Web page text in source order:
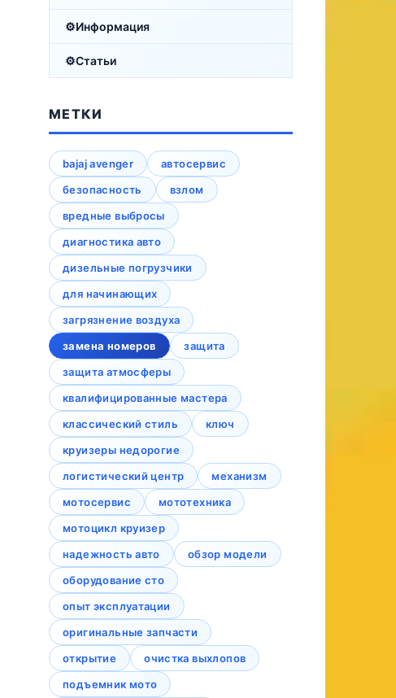
Информация
Статьи
МЕТКИ
bajaj avenger
автосервис
безопасность
взлом
вредные выбросы
диагностика авто
дизельные погрузчики
для начинающих
загрязнение воздуха
замена номеров
защита
защита атмосферы
квалифицированные мастера
классический стиль
ключ
круизеры недорогие
логистический центр
механизм
мотосервис
мототехника
мотоцикл круизер
надежность авто
обзор модели
оборудование сто
опыт эксплуатации
оригинальные запчасти
открытие
очистка выхлопов
подъемник мото